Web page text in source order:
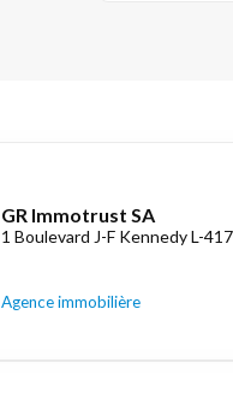
GR Immotrust SA
1 Boulevard J-F Kennedy L-
Agence immobilière